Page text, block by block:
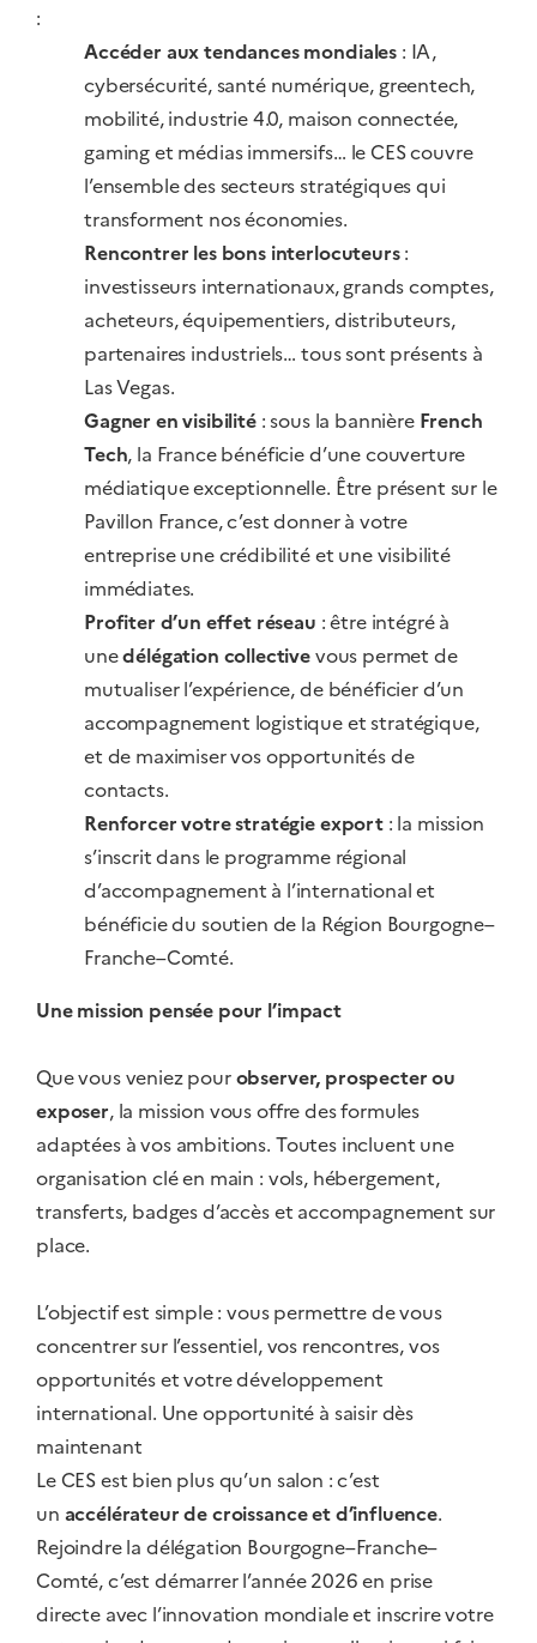
:
Accéder aux tendances mondiales : IA,
cybersécurité, santé numérique, greentech,
mobilité, industrie 4.0, maison connectée,
gaming et médias immersifs… le CES couvre
l’ensemble des secteurs stratégiques qui
transforment nos économies.
Rencontrer les bons interlocuteurs:
investisseurs internationaux, grands comptes,
acheteurs, équipementiers, distributeurs,
partenaires industriels… tous sont présents à
Las Vegas.
Gagner en visibilité: sous la bannière French
Tech, la France bénéficie d’une couverture
médiatique exceptionnelle. Être présent sur le
Pavillon France, c’est donner à votre
entreprise une crédibilité et une visibilité
immédiates.
Profiter d’un effet réseau : être intégré à
unedélégation collectivevous permet de
mutualiser l’expérience, de bénéficier d’un
accompagnement logistique et stratégique,
et de maximiser vos opportunités de
contacts.
Renforcer votre stratégie export: la mission
s’inscrit dans le programme régional
d’accompagnement à l’international et
bénéficie du soutien de la Région Bourgogne–
Franche–Comté.
Une mission pensée pour l’impact
Que vous veniez pourobserver, prospecter ou
exposer, la mission vous offre des formules
adaptées à vos ambitions. Toutes incluent une
organisation clé en main : vols, hébergement,
transferts, badges d’accès et accompagnement sur
place.
L’objectif est simple : vous permettre de vous
concentrer sur l’essentiel, vos rencontres, vos
opportunités et votre développement
international. Une opportunité à saisir dès
maintenant
Le CES est bien plus qu’un salon : c’est
un accélérateur de croissance et d’influence.
Rejoindre la délégation Bourgogne–Franche–
Comté, c’est démarrer l’année 2026 en prise
directe avec l’innovation mondiale et inscrire votre